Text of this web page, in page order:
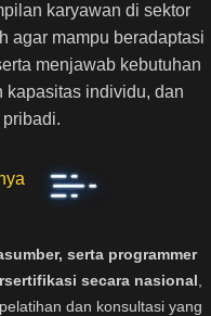
karyawan di sektor
agar mampu beradaptasi
menjawab kebutuhan
kapasitas individu, dan
serta programmer
secara nasional
dan konsultasi yang